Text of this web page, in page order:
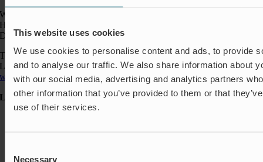
This website uses cookies
We use cookies to personalise content and ads, to provide
and to analyse our traffic. We also share information about
with our social media, advertising and analytics partners
other information that you’ve provided to them or that
use of their services.
Necessary
Wapro A/S
Hjorslevvej 27,
DK-5450 Otterup
Telefon: +45 64 82 40 00
Logistik: +45 64 82 40 00
wapro@wapro.com
Løsninger
Insektbeskyttelse & Lugtkontrol